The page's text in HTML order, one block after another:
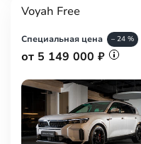
Voyah Free
Специальная цена – 24 %
от 5 149 000 ₽